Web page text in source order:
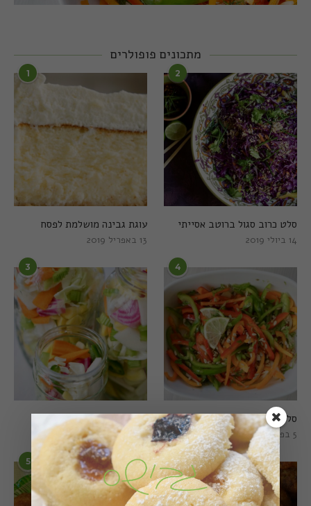
מתכונים פופולרים
1
עוגת גבינה מושלמת לפסח
13 באפריל 2019
2
סלט כרוב סגול ברוטב אסייתי
14 ביולי 2019
3
חמוצים מהירים
1 באוגוסט 2022
4
סלט פלפלים טרי וצבעוני
5 בפברואר 2021
5 6